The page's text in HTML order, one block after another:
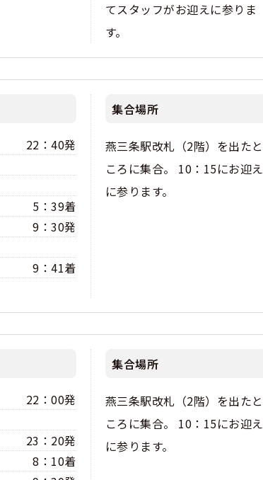
てスタッフがお迎えに参りま
す。
22：40発
5：39着
9：30発
9：41着
集合場所
燕三条駅改札（2階）を出たと
ころに集合。 10：15にお迎え
に参ります。
22：00発
23：20発
8：10着
集合場所
燕三条駅改札（2階）を出たと
ころに集合。 10：15にお迎え
に参ります。